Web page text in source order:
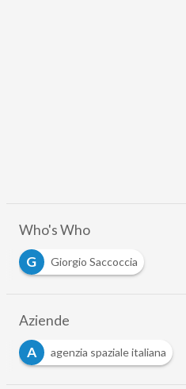
Who's Who
G
Giorgio Saccoccia
Aziende
A
agenzia spaziale italiana